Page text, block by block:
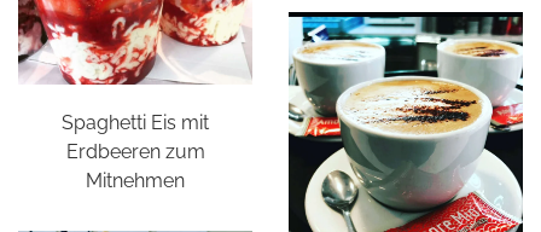
Spaghetti Eis mit
Erdbeeren zum
Mitnehmen